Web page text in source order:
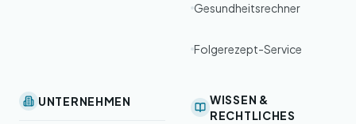
Gesundheitsrechner
Folgerezept-Service
UNTERNEHMEN
WISSEN &
RECHTLICHES